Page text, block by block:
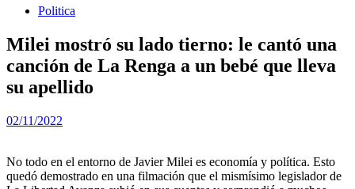
Politica
Milei mostró su lado tierno: le cantó una
canción de La Renga a un bebé que lleva
su apellido
02/11/2022
No todo en el entorno de Javier Milei es economía y política. Esto
quedó demostrado en una filmación que el mismísimo legislador de